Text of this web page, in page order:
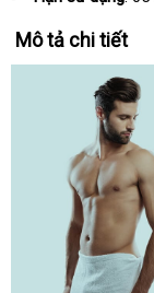
Mô tả chi tiết